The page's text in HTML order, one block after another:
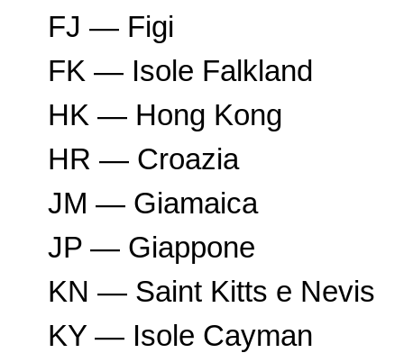
FJ — Figi
FK — Isole Falkland
HK — Hong Kong
HR — Croazia
JM — Giamaica
JP — Giappone
KN — Saint Kitts e Nevis
KY — Isole Cayman